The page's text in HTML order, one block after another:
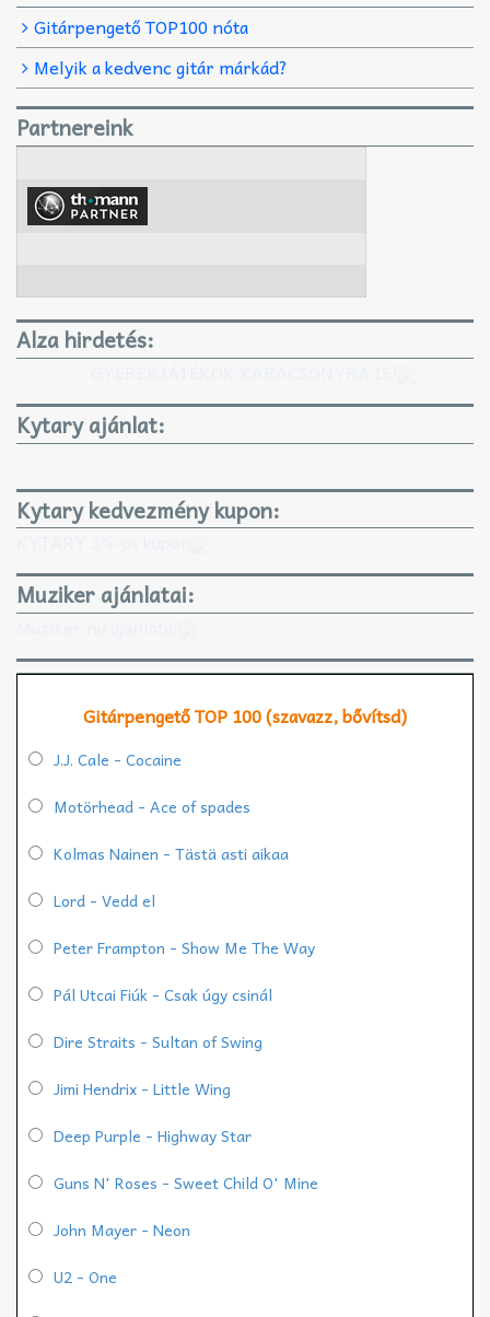
Gitárpengető TOP100 nóta
Melyik a kedvenc gitár márkád?
Partnereink
Alza hirdetés:
Kytary ajánlat:
Kytary kedvezmény kupon:
Muziker ajánlatai:
Gitárpengető TOP 100 (szavazz, bővítsd)
J.J. Cale - Cocaine
Motörhead - Ace of spades
Kolmas Nainen - Tästä asti aikaa
Lord - Vedd el
Peter Frampton - Show Me The Way
Pál Utcai Fiúk - Csak úgy csinál
Dire Straits - Sultan of Swing
Jimi Hendrix - Little Wing
Deep Purple - Highway Star
Guns N' Roses - Sweet Child O' Mine
John Mayer - Neon
U2 - One